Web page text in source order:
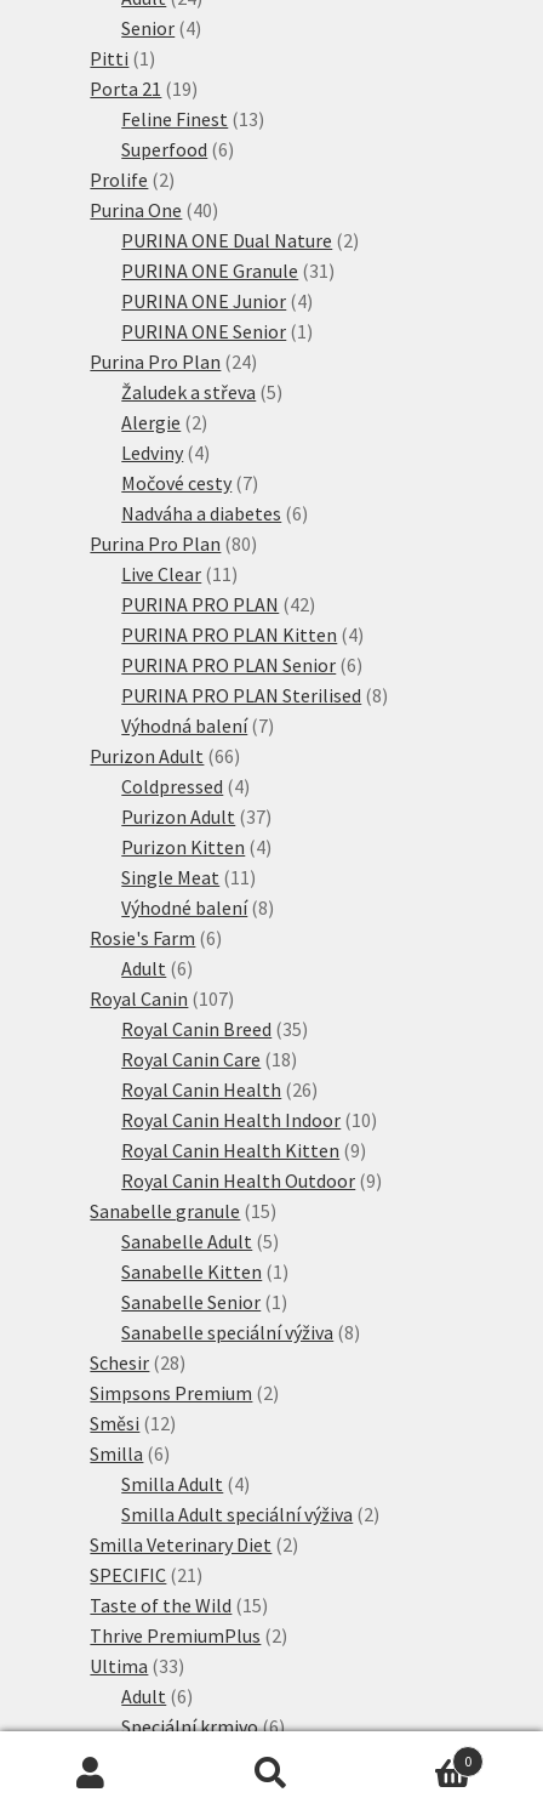
produktů
Senior 44
Pitti 1 1
produkt
Porta 21 1919
produktů
Feline Finest 1313
Superfood 66
Prolife 22
produkty
Purina One 4040
produktů
PURINA ONE Dual Nature 22
PURINA ONE Granule 31 31
PURINA ONE Junior 44
produkty
PURINA ONE Senior 1 1
Purina Pro Plan 2424
produktů
Žaludek a střeva 55
Alergie 22
produkty
Ledviny 44
produkty
Močové cesty 77
produktů
Nadváha a diabetes 66
Purina Pro Plan 8080
Live Clear 11 11
produktů
PURINA PRO PLAN 4242
produktů
PURINA PRO PLAN Kitten 44
produkty
PURINA PRO PLAN Senior 66
produktů
PURINA PRO PLAN Sterilised 88
Výhodná balení 77
Purizon Adult 6666
produktů
Coldpressed 44
produkty
Purizon Adult 3737
produktů
Purizon Kitten 44
Single Meat 11 11
produktů
Výhodné balení 88
Rosie's Farm 66
Adult 66
produktů
Royal Canin 107107
produktů
Royal Canin Breed 3535
Royal Canin Care 1818
produktů
Royal Canin Health 2626
produktů
Royal Canin Health Indoor 1010
Royal Canin Health Kitten 99
produktů
Royal Canin Health Outdoor 99
Sanabelle granule 1515
produktů
Sanabelle Adult 55
produktů
Sanabelle Kitten 1 1
produkt
Sanabelle Senior 1 1
produkt
Sanabelle speciální výživa 88
Schesir 2828
produktů
Simpsons Premium 22
Směsi 1212
Smilla 66
produktů
Smilla Adult 44
produkty
Smilla Adult speciální výživa 22
Smilla Veterinary Diet 22
SPECIFIC 21 21
produktů
Taste of the Wild 1515
produktů
Thrive PremiumPlus 22
Ultima 3333
produktů
Adult 66
produktů
Speciální krmivo 66
22
produkty
Ultima Sterilised 19
0